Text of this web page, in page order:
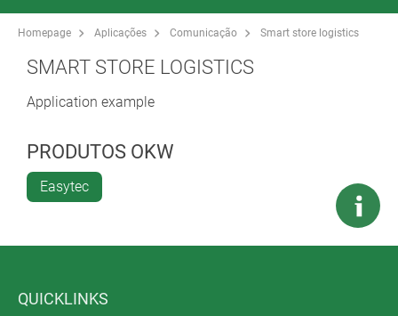
Homepage Aplicações Comunicação Smart store logistics
SMART STORE LOGISTICS
Application example
PRODUTOS OKW
Easytec
QUICKLINKS